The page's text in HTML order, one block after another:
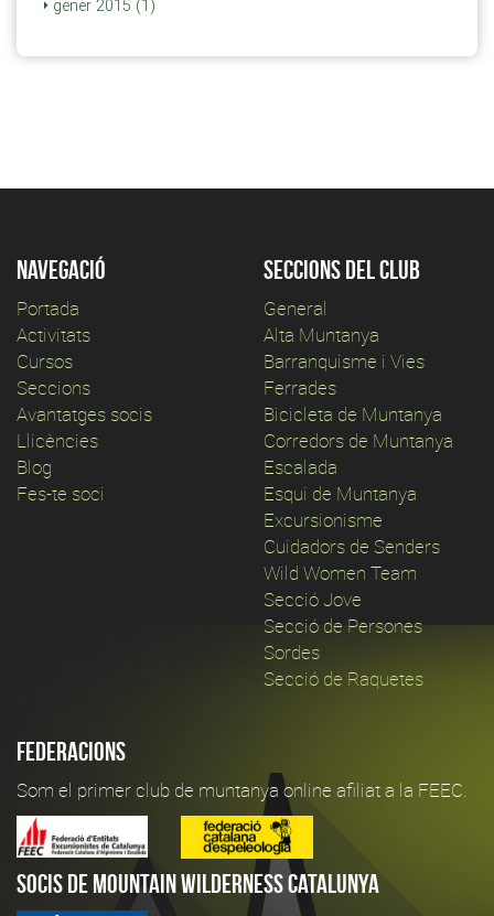
gener 2015 (1)
Navegació
Portada
Activitats
Cursos
Seccions
Avantatges socis
Llicències
Blog
Fes-te soci
Seccions del club
General
Alta Muntanya
Barranquisme i Vies
Ferrades
Bicicleta de Muntanya
Corredors de Muntanya
Escalada
Esqui de Muntanya
Excursionisme
Cuidadors de Senders
Wild Women Team
Secció Jove
Secció de Persones
Sordes
Secció de Raquetes
Federacions
Som el primer club de muntanya online afiliat a la FEEC.
Socis de Mountain Wilderness Catalunya